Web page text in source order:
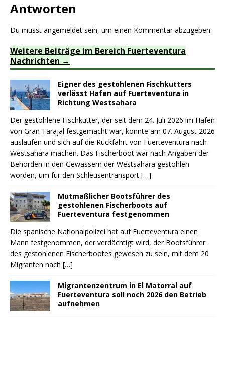
Antworten
Du musst angemeldet sein, um einen Kommentar abzugeben.
Weitere Beiträge im Bereich Fuerteventura
Nachrichten
Eigner des gestohlenen Fischkutters
verlässt Hafen auf Fuerteventura in
Richtung Westsahara
Der gestohlene Fischkutter, der seit dem 24. Juli 2026 im Hafen
von Gran Tarajal festgemacht war, konnte am 07. August 2026
auslaufen und sich auf die Rückfahrt von Fuerteventura nach
Westsahara machen. Das Fischerboot war nach Angaben der
Behörden in den Gewässern der Westsahara gestohlen
worden, um für den Schleusentransport […]
Mutmaßlicher Bootsführer des
gestohlenen Fischerboots auf
Fuerteventura festgenommen
Die spanische Nationalpolizei hat auf Fuerteventura einen
Mann festgenommen, der verdächtigt wird, der Bootsführer
des gestohlenen Fischerbootes gewesen zu sein, mit dem 20
Migranten nach […]
Migrantenzentrum in El Matorral auf
Fuerteventura soll noch 2026 den Betrieb
aufnehmen